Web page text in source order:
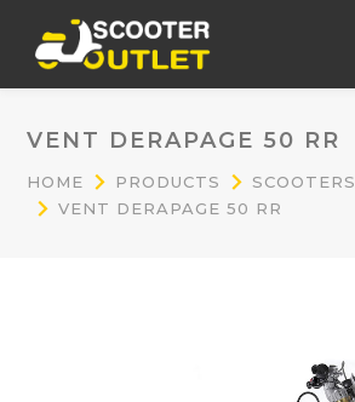
VENT DERAPAGE 50 RR
HOME PRODUCTS
SCOOTERS
VENT DERAPAGE 50 RR